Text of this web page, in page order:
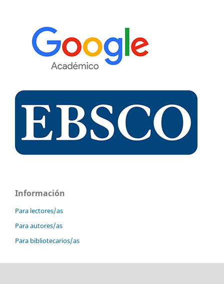
Información
Para lectores/as
Para autores/as
Para bibliotecarios/as